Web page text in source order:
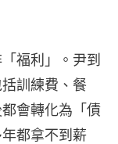
福利」。尹到
訓練費、餐
會轉化為「債
都拿不到薪